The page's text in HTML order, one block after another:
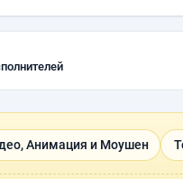
Анимация и Моушен